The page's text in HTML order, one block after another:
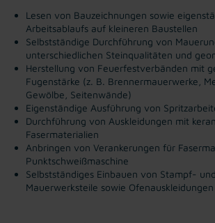
Lesen von Bauzeichnungen sowie
Arbeitsablaufs auf kleineren Baustellen
Selbstständige Durchführung von
unterschiedlichen Steinqualitäten und
Herstellung von Feuerfestverbänden mit
Fugenstärke (z. B. Brennermauerwerke,
Gewölbe, Seitenwände)
Eigenständige Ausführung von
Durchführung von Auskleidungen mit
Fasermaterialien
Anbringen von Verankerungen für
Punktschweißmaschine
Selbstständiges Einbauen von Stampf-
Mauerwerksteile sowie Ofenauskleidungen